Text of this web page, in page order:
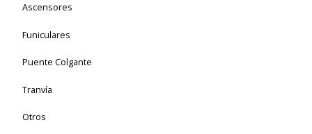
Ascensores
Funiculares
Puente Colgante
Tranvía
Otros